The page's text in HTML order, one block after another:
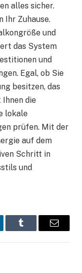
alles sicher.
Ihr Zuhause.
und
das System
und
Egal, ob Sie
besitzen, das
die
lokale
prüfen. Mit der
auf dem
Schritt in
und
Tumblr Email